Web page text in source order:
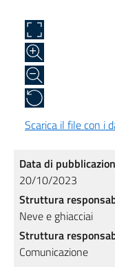
Scarica il file con i
Data di
20/10/2023
Struttura
Neve e ghiacciai
Struttura
Comunicazione